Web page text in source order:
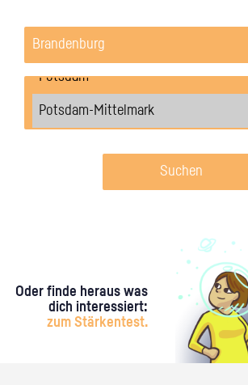
Suchen
Oder finde heraus was
dich interessiert:
zum Stärkentest.